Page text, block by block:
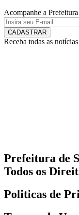
Acompanhe a Prefeitura
CADASTRAR
Receba todas as
Prefeitura de
Todos os
Politicas de